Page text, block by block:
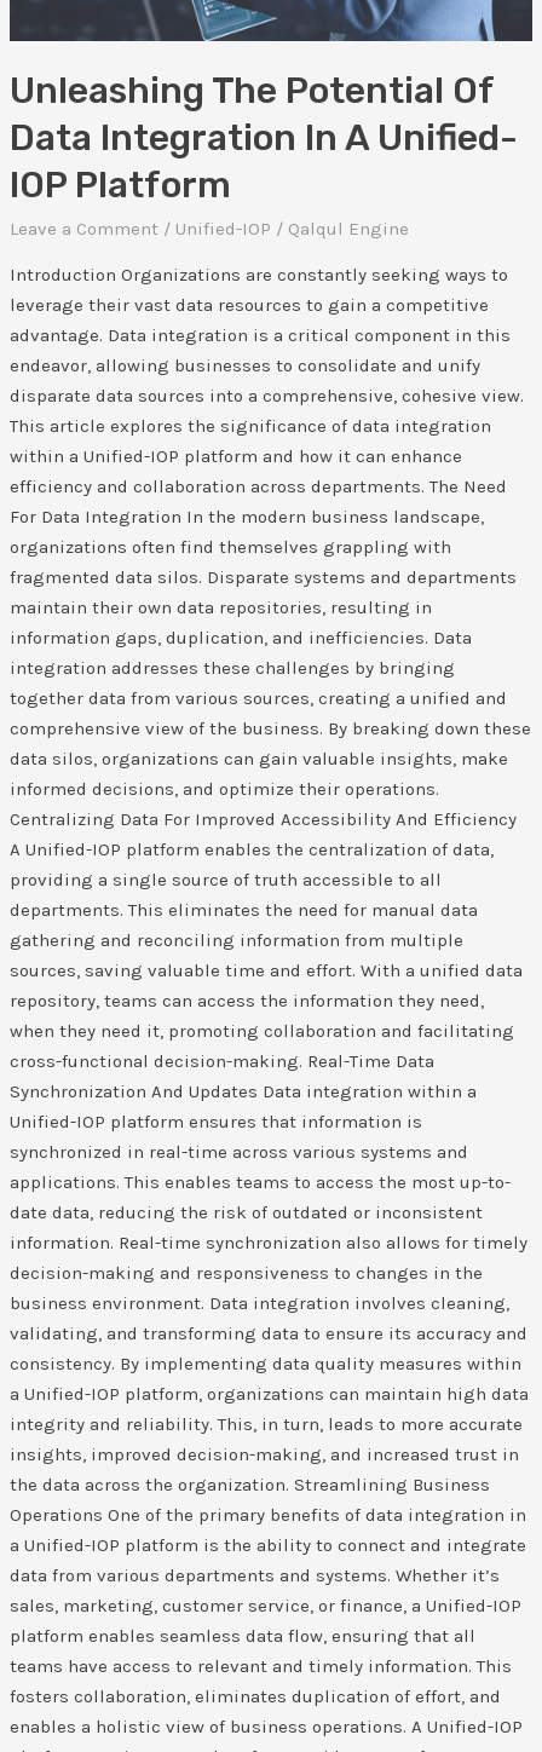
Unleashing The Potential Of
Data Integration In A Unified-
IOP Platform
Leave a Comment / Unified-IOP / Qalqul Engine
Introduction Organizations are constantly seeking ways to
leverage their vast data resources to gain a competitive
advantage. Data integration is a critical component in this
endeavor, allowing businesses to consolidate and unify
disparate data sources into a comprehensive, cohesive view.
This article explores the significance of data integration
within a Unified-IOP platform and how it can enhance
efficiency and collaboration across departments. The Need
For Data Integration In the modern business landscape,
organizations often find themselves grappling with
fragmented data silos. Disparate systems and departments
maintain their own data repositories, resulting in
information gaps, duplication, and inefficiencies. Data
integration addresses these challenges by bringing
together data from various sources, creating a unified and
comprehensive view of the business. By breaking down these
data silos, organizations can gain valuable insights, make
informed decisions, and optimize their operations.
Centralizing Data For Improved Accessibility And Efficiency
A Unified-IOP platform enables the centralization of data,
providing a single source of truth accessible to all
departments. This eliminates the need for manual data
gathering and reconciling information from multiple
sources, saving valuable time and effort. With a unified data
repository, teams can access the information they need,
when they need it, promoting collaboration and facilitating
cross-functional decision-making. Real-Time Data
Synchronization And Updates Data integration within a
Unified-IOP platform ensures that information is
synchronized in real-time across various systems and
applications. This enables teams to access the most up-to-
date data, reducing the risk of outdated or inconsistent
information. Real-time synchronization also allows for timely
decision-making and responsiveness to changes in the
business environment. Data integration involves cleaning,
validating, and transforming data to ensure its accuracy and
consistency. By implementing data quality measures within
a Unified-IOP platform, organizations can maintain high data
integrity and reliability. This, in turn, leads to more accurate
insights, improved decision-making, and increased trust in
the data across the organization. Streamlining Business
Operations One of the primary benefits of data integration in
a Unified-IOP platform is the ability to connect and integrate
data from various departments and systems. Whether it’s
sales, marketing, customer service, or finance, a Unified-IOP
platform enables seamless data flow, ensuring that all
teams have access to relevant and timely information. This
fosters collaboration, eliminates duplication of effort, and
enables a holistic view of business operations. A Unified-IOP